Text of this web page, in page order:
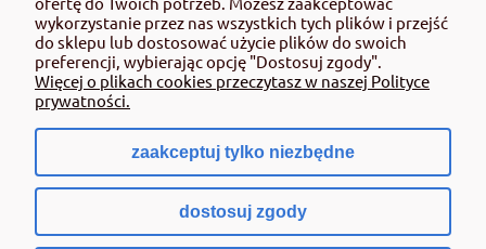
Legutko Zatrawian wrębny mix 0,3g st
zawiera 8% VAT, bez kosztów dostawy
wykorzystanie przez nas wszystkich tych plików i przejść
do sklepu lub dostosować użycie plików do swoich
preferencji, wybierając opcję "Dostosuj zgody".
Więcej o plikach cookies przeczytasz w naszej Polityce
prywatności.
zaakceptuj tylko niezbędne
dostosuj zgody